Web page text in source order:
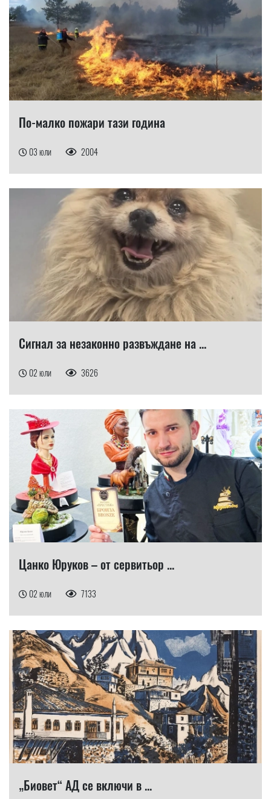
По-малко пожари тази година
03 юли 2004
Сигнал за незаконно развъждане на ...
02 юли 3626
Цанко Юруков – от сервитьор ...
02 юли 7133
„Биовет“ АД се включи в ...